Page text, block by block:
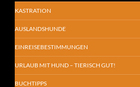
KASTRATION
AUSLANDSHUNDE
EINREISEBESTIMMUNGEN
URLAUB MIT HUND – TIERISCH GUT!
BUCHTIPPS